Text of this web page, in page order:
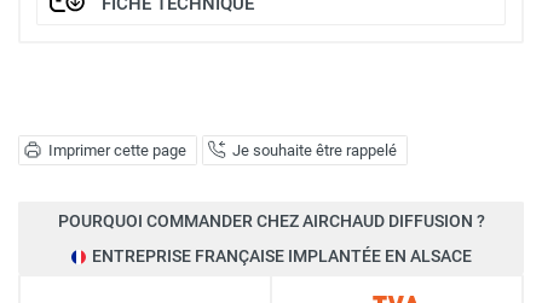
Imprimer cette page Je souhaite être rappelé
POURQUOI COMMANDER CHEZ AIRCHAUD DIFFUSION ?
ENTREPRISE FRANÇAISE IMPLANTÉE EN ALSACE